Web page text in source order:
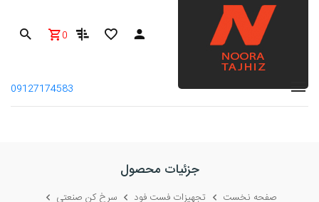
0
09127174583
جزئیات محصول
صفحه نخست تجهیزات فست فود
سرخ کن صنعتی